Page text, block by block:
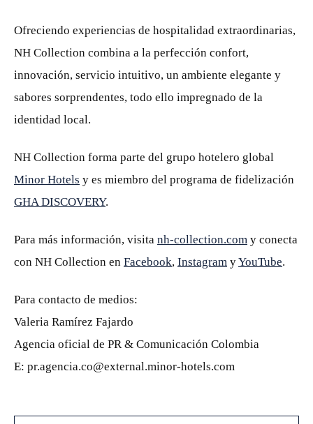
Ofreciendo experiencias de hospitalidad extraordinarias,
NH Collection combina a la perfección confort,
innovación, servicio intuitivo, un ambiente elegante y
sabores sorprendentes, todo ello impregnado de la
identidad local.
NH Collection forma parte del grupo hotelero global
Minor Hotels y es miembro del programa de fidelización
GHA DISCOVERY.
Para más información, visita nh-collection.com y conecta
con NH Collection en Facebook, Instagram yYouTube.
Para contacto de medios:
Valeria Ramírez Fajardo
Agencia oficial de PR & Comunicación Colombia
E: pr.agencia.co@external.minor-hotels.com